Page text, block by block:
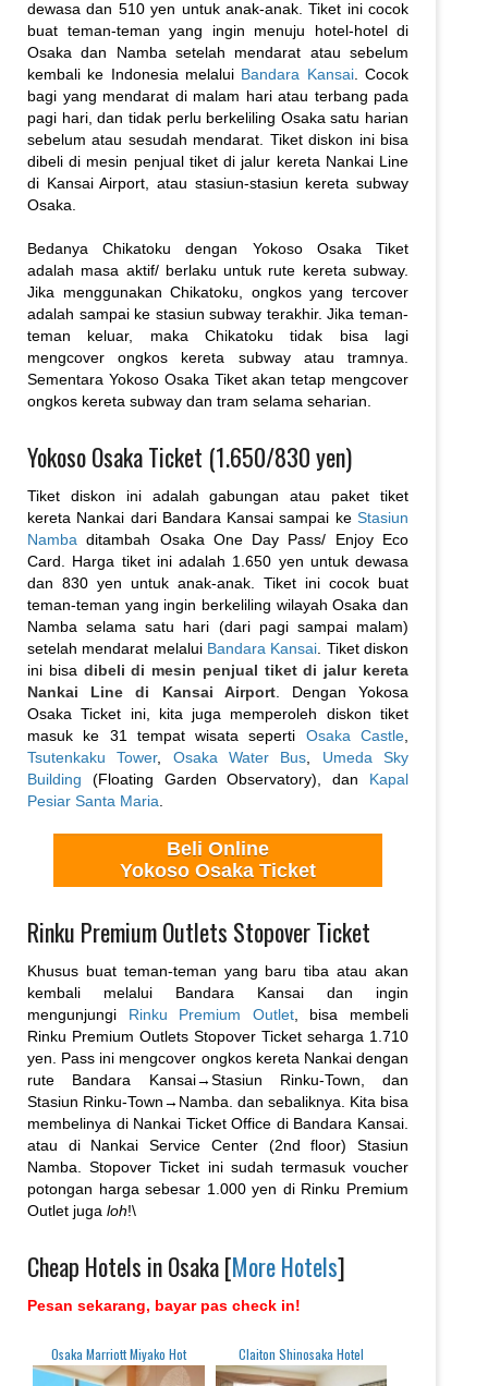
dewasa dan 510 yen untuk anak-anak. Tiket ini cocok
buat teman-teman yang ingin menuju hotel-hotel di
Osaka dan Namba setelah mendarat atau sebelum
kembali ke Indonesia melalui Bandara Kansai. Cocok
bagi yang mendarat di malam hari atau terbang pada
pagi hari, dan tidak perlu berkeliling Osaka satu harian
sebelum atau sesudah mendarat. Tiket diskon ini bisa
dibeli di mesin penjual tiket di jalur kereta Nankai Line
di Kansai Airport, atau stasiun-stasiun kereta subway
Osaka.
Bedanya Chikatoku dengan Yokoso Osaka Tiket
adalah masa aktif/ berlaku untuk rute kereta subway.
Jika menggunakan Chikatoku, ongkos yang tercover
adalah sampai ke stasiun subway terakhir. Jika teman-
teman keluar, maka Chikatoku tidak bisa lagi
mengcover ongkos kereta subway atau tramnya.
Sementara Yokoso Osaka Tiket akan tetap mengcover
ongkos kereta subway dan tram selama seharian.
Yokoso Osaka Ticket (1.650/830 yen)
Tiket diskon ini adalah gabungan atau paket tiket
kereta Nankai dari Bandara Kansai sampai ke Stasiun
Namba ditambah Osaka One Day Pass/ Enjoy Eco
Card. Harga tiket ini adalah 1.650 yen untuk dewasa
dan 830 yen untuk anak-anak. Tiket ini cocok buat
teman-teman yang ingin berkeliling wilayah Osaka dan
Namba selama satu hari (dari pagi sampai malam)
setelah mendarat melalui Bandara Kansai . Tiket diskon
ini bisa dibeli di mesin penjual tiket di jalur kereta
Nankai Line di Kansai Airport. Dengan Yokosa
Osaka Ticket ini, kita juga memperoleh diskon tiket
masuk ke 31 tempat wisata seperti Osaka Castle
Tsutenkaku Tower, Osaka Water Bus
Umeda Sky
Building (Floating Garden Observatory), dan Kapal
Pesiar Santa Maria
Beli Online
Yokoso Osaka Ticket
Rinku Premium Outlets Stopover Ticket
Khusus buat teman-teman yang baru tiba atau akan
kembali melalui Bandara Kansai dan ingin
mengunjungi Rinku Premium Outlet, bisa membeli
Rinku Premium Outlets Stopover Ticket seharga 1.710
yen. Pass ini mengcover ongkos kereta Nankai dengan
rute Bandara Kansai→Stasiun Rinku-Town, dan
Stasiun Rinku-Town→Namba. dan sebaliknya. Kita bisa
membelinya di Nankai Ticket Office di Bandara Kansai.
atau di Nankai Service Center (2nd floor) Stasiun
Namba. Stopover Ticket ini sudah termasuk voucher
potongan harga sebesar 1.000 yen di Rinku Premium
Outlet juga loh!\
Cheap Hotels in Osaka [More Hotels]
Pesan sekarang, bayar pas check in!
Osaka Marriott Miyako Hot Claiton Shinosaka Hotel